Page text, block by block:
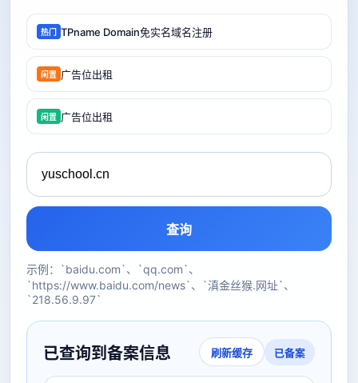
热门 TPname Domain免实名域名注册
闲置 广告位出租
闲置 广告位出租
查询
示例：`baidu.com`、`qq.com`、
`https://www.baidu.com/news`、`滇金丝猴.网址`、
`218.56.9.97`
已查询到备案信息 刷新缓存 已备案